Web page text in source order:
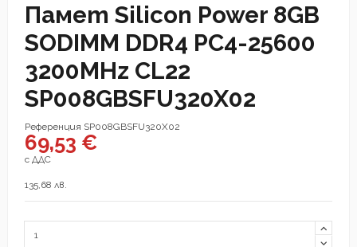
Памет Silicon Power 8GB
SODIMM DDR4 PC4-25600
3200MHz CL22
SP008GBSFU320X02
Референция SP008GBSFU320X02
69,53 €
с ДДС
135,68 лв.